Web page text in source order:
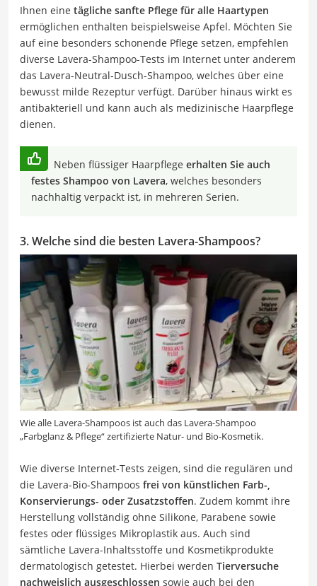
Ihnen eine tägliche sanfte Pflege für alle Haartypen
ermöglichen enthalten beispielsweise Apfel. Möchten Sie
auf eine besonders schonende Pflege setzen, empfehlen
diverse Lavera-Shampoo-Tests im Internet unter anderem
das Lavera-Neutral-Dusch-Shampoo, welches über eine
bewusst milde Rezeptur verfügt. Darüber hinaus wirkt es
antibakteriell und kann auch als medizinische Haarpflege
dienen.
Neben flüssiger Haarpflege erhalten Sie auch
festes Shampoo von Lavera, welches besonders
nachhaltig verpackt ist, in mehreren Serien.
3. Welche sind die besten Lavera-Shampoos?
Wie alle Lavera-Shampoos ist auch das Lavera-Shampoo
„Farbglanz & Pflege“ zertifizierte Natur- und Bio-Kosmetik.
Wie diverse Internet-Tests zeigen, sind die regulären und
die Lavera-Bio-Shampoos frei von künstlichen Farb-,
Konservierungs- oder Zusatzstoffen. Zudem kommt ihre
Herstellung vollständig ohne Silikone, Parabene sowie
festes oder flüssiges Mikroplastik aus. Auch sind
sämtliche Lavera-Inhaltsstoffe und Kosmetikprodukte
dermatologisch getestet. Hierbei werden Tierversuche
nachweislich ausgeschlossen sowie auch bei den